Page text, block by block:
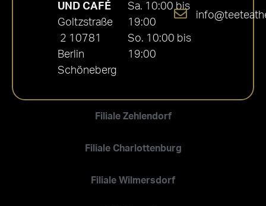
Filiale Zehlendorf
Filiale Charlottenburg
Filiale Wilmersdorf
UND CAFÉ
Goltzstraße
2 10781
Berlin
Schöneberg
Sa. 10:00 bis
19:00
So. 10:00 bis
19:00